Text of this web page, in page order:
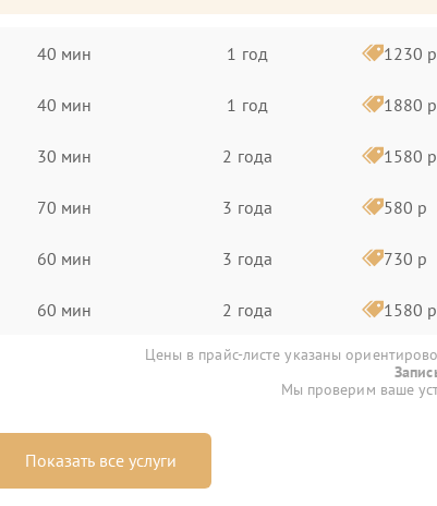
40 мин 1 год 1230 р
40 мин 1 год 1880 р
30 мин 2 года 1580 р
70 мин 3 года 580 р
60 мин 3 года 730 р
60 мин 2 года 1580 р
Цены в прайс-листе указаны
Мы проверим ваше
Показать все услуги